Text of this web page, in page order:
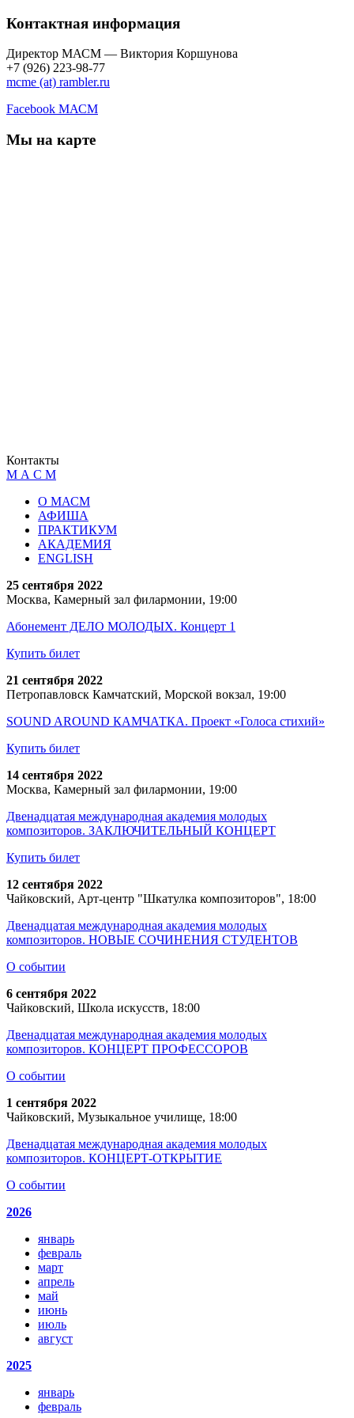
Контактная информация
Директор МАСМ — Виктория Коршунова
+7 (926) 223-98-77
mcme (at) rambler.ru
Facebook МАСМ
Мы на карте
Контакты
М А С М
О МАСМ
АФИША
ПРАКТИКУМ
АКАДЕМИЯ
ENGLISH
25 сентября 2022
Москва, Камерный зал филармонии, 19:00
Абонемент ДЕЛО МОЛОДЫХ. Концерт 1
Купить билет
21 сентября 2022
Петропавловск Камчатский, Морской вокзал, 19:00
SOUND AROUND КАМЧАТКА. Проект «Голоса стихий»
Купить билет
14 сентября 2022
Москва, Камерный зал филармонии, 19:00
Двенадцатая международная академия молодых
композиторов. ЗАКЛЮЧИТЕЛЬНЫЙ КОНЦЕРТ
Купить билет
12 сентября 2022
Чайковский, Арт-центр "Шкатулка композиторов", 18:00
Двенадцатая международная академия молодых
композиторов. НОВЫЕ СОЧИНЕНИЯ СТУДЕНТОВ
О событии
6 сентября 2022
Чайковский, Школа искусств, 18:00
Двенадцатая международная академия молодых
композиторов. КОНЦЕРТ ПРОФЕССОРОВ
О событии
1 сентября 2022
Чайковский, Музыкальное училище, 18:00
Двенадцатая международная академия молодых
композиторов. КОНЦЕРТ-ОТКРЫТИЕ
О событии
2026
январь
февраль
март
апрель
май
июнь
июль
август
2025
январь
февраль